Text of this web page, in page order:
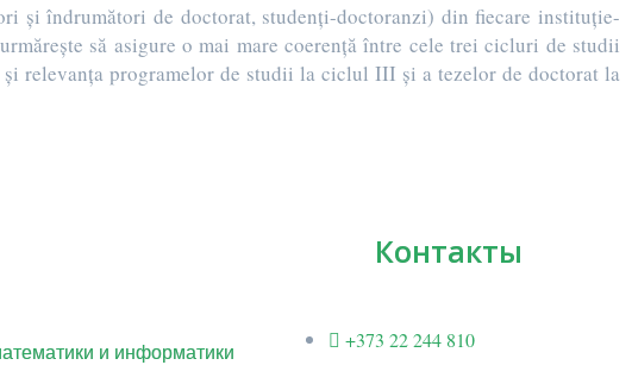
și îndrumători de doctorat, studenți-doctoranzi) din fiecare instituție-
să asigure o mai mare coerență între cele trei cicluri de studii
relevanța programelor de studii la ciclul III și a tezelor de doctorat la
и информатики
Контакты
+373 22 244 810